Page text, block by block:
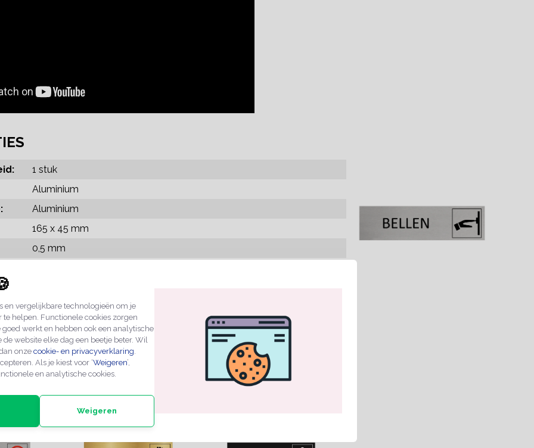
en vergelijkbare technologieën om je
te helpen. Functionele cookies zorgen
werkt en hebben ook een analytische
website elke dag een beetje beter. Wil
onze cookie- en privacyverklaring
Als je kiest voor ‘Weigeren’,
en analytische cookies.
Weigeren
1 stuk
Aluminium
Aluminium
165 x 45 mm
0,5 mm
Bedrukking van de tekst Bellen
Los bord met 3M-Tape
Een standaard product met 14 dagen recht van retour, je dient wel de
producten gefrankeerd te retourneren. Die kosten worden niet
vergoed.
SERIE